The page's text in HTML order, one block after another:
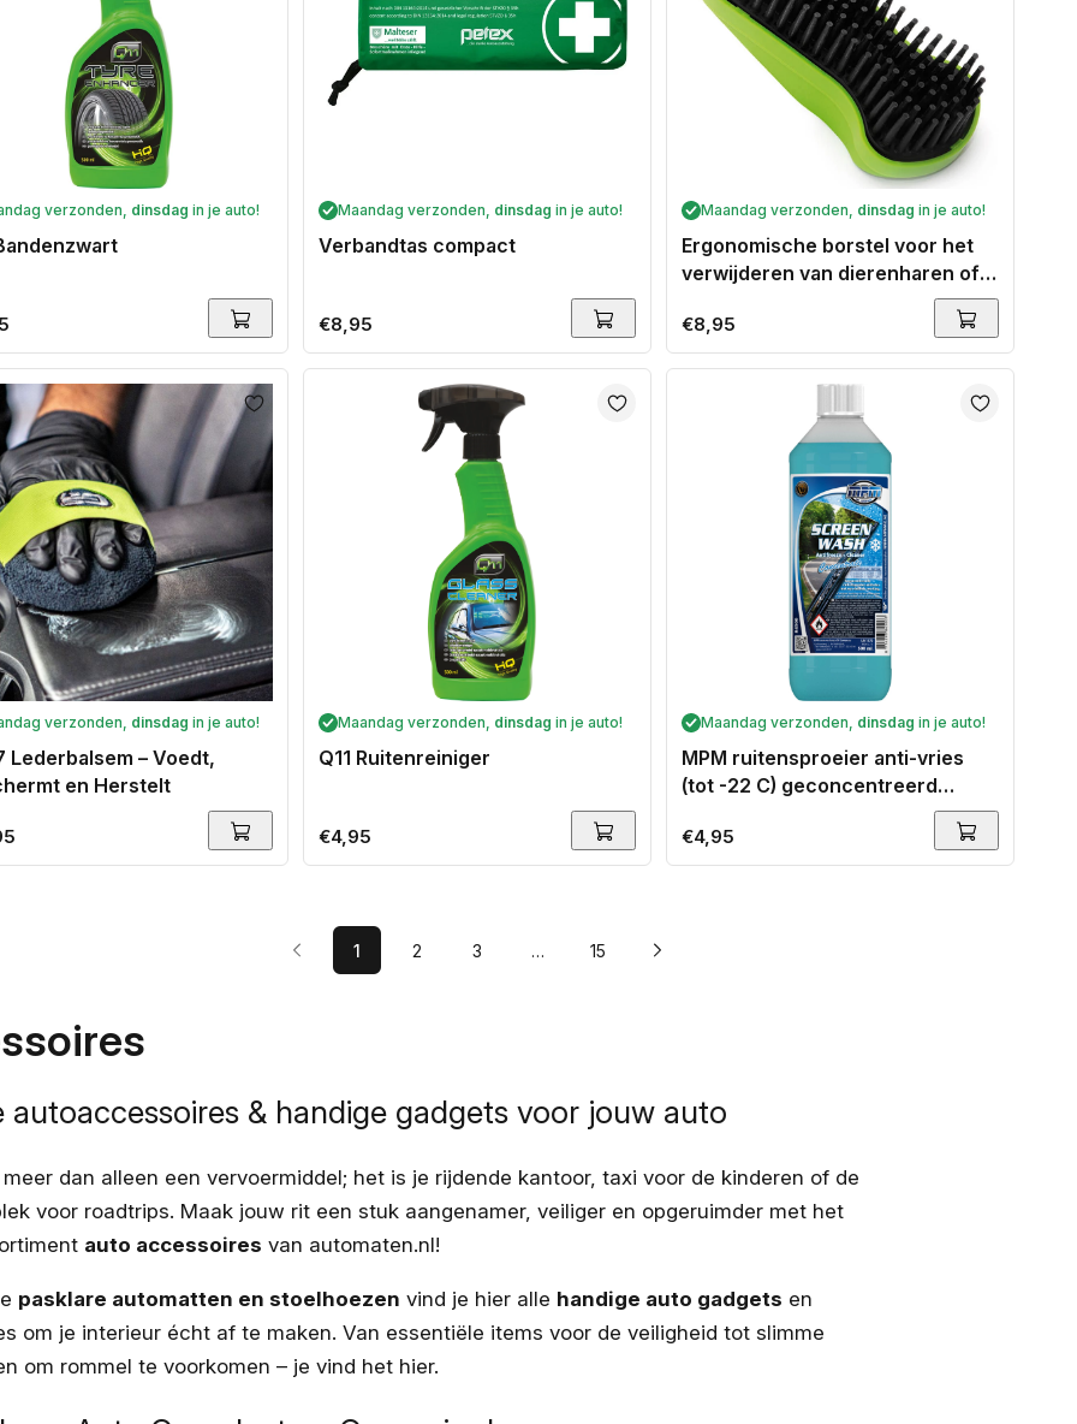
verzonden, dinsdag in je auto! Maandag verzonden, dinsdag in je auto!
Verbandtas compact
Normale
prijs
€8,95
Maandag verzonden, dinsdag in je auto!
Ergonomische borstel voor het
verwijderen van dierenharen of
Normale
prijs
€8,95
verzonden, dinsdag in je auto!
– Voedt,
en Herstelt
Maandag verzonden, dinsdag in je auto!
Q11 Ruitenreiniger
Normale
prijs
€4,95
Maandag verzonden, dinsdag in je auto!
MPM ruitensproeier anti-vries
(tot -22 C) geconcentreerd
Normale
prijs
€4,95
1 2 3 … 15
autoaccessoires & handige gadgets voor jouw auto
dan alleen een vervoermiddel; het is je rijdende kantoor, taxi voor de kinderen of de
voor roadtrips. Maak jouw rit een stuk aangenamer, veiliger en opgeruimder met het
auto accessoires van automaten.nl!
pasklare automatten en stoelhoezen vind je hier alle handige auto gadgets en
om je interieur écht af te maken. Van essentiële items voor de veiligheid tot slimme
om rommel te voorkomen – je vind het hier.